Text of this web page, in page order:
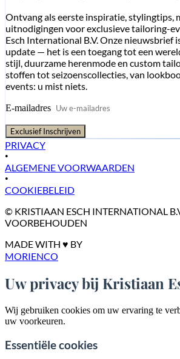
Ontvang als eerste inspiratie, stylingtips,
uitnodigingen voor exclusieve tailoring-
Esch International B.V. Onze nieuwsbrief
update — het is een toegang tot een
stijl, duurzame herenmode en custom
stoffen tot seizoenscollecties, van
events: u mist niets.
E-mailadres
Exclusief Inschrijven
PRIVACY
•
ALGEMENE VOORWAARDEN
•
COOKIEBELEID
© KRISTIAAN ESCH INTERNATIONAL
VOORBEHOUDEN
MADE WITH ♥ BY
MORIENCO
Uw privacy bij Kristiaan
Wij gebruiken cookies om uw ervaring te
uw voorkeuren.
Essentiële cookies